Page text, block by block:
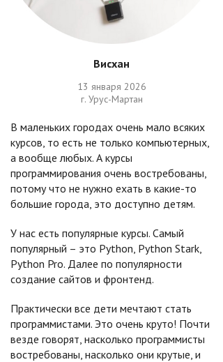
Висхан
13 января 2026
г. Урус-Мартан
В маленьких городах очень мало всяких
курсов, то есть не только компьютерных,
а вообще любых. А курсы
программирования очень востребованы,
потому что не нужно ехать в какие-то
большие города, это доступно детям.
У нас есть популярные курсы. Самый
популярный – это Python, Python Stark,
Python Pro. Далее по популярности
создание сайтов и фронтенд.
Практически все дети мечтают стать
программистами. Это очень круто! Почти
везде говорят, насколько программисты
востребованы, насколько они крутые, и